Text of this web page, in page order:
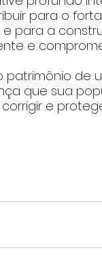
para o
para a
e
patrimônio de
que sua
e